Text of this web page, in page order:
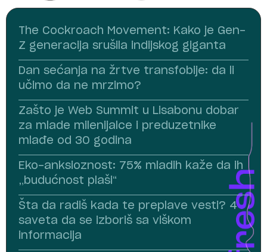
The Cockroach Movement: Kako je Gen-
Z generacija srušila indijskog giganta
Dan sećanja na žrtve transfobije: da li
učimo da ne mrzimo?
Zašto je Web Summit u Lisabonu dobar
za mlade milenijalce i preduzetnike
mlađe od 30 godina
Eko-anksioznost: 75% mladih kaže da ih
„budućnost plaši“
Šta da radiš kada te preplave vesti? 4
saveta da se izboriš sa viškom
informacija